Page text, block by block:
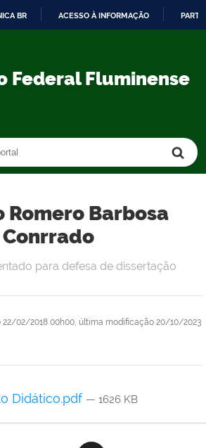
CONTEÚDO
BR ACESSO À INFORMAÇÃO
Federal Fluminense
Romero Barbosa
Conrrado
22/02/2018 00h00, última modificação 20/10/2023
para defesa de dissertação
Didático.pdf — 1626 KB